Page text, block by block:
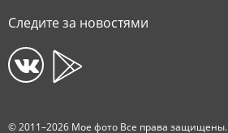
Следите за новостями
© 2011–2026 Мое фото Все права защищены.